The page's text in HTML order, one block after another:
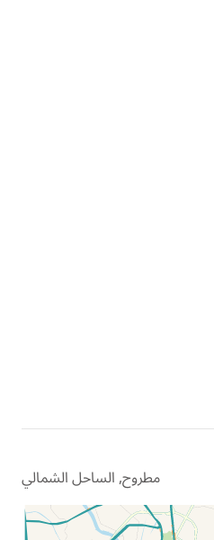
مطروح, الساحل الشمالي